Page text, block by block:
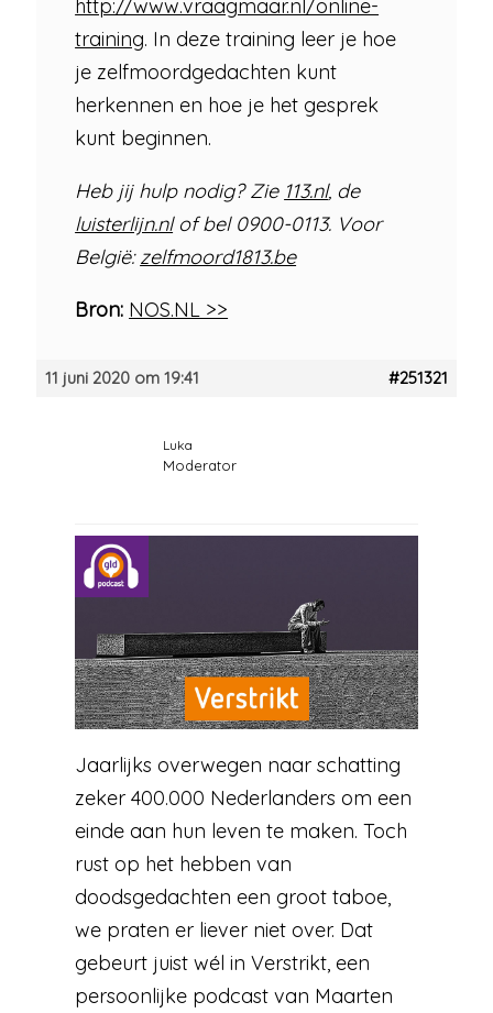
http://www.vraagmaar.nl/online-
training. In deze training leer je hoe
je zelfmoordgedachten kunt
herkennen en hoe je het gesprek
kunt beginnen.
Heb jij hulp nodig? Zie 113.nl, de
luisterlijn.nlof bel 0900-0113. Voor
België:zelfmoord1813.be
Bron: NOS.NL >>
11 juni 2020 om 19:41 #251321
Luka
Moderator
Jaarlijks overwegen naar schatting
zeker 400.000 Nederlanders om een
einde aan hun leven te maken. Toch
rust op het hebben van
doodsgedachten een groot taboe,
we praten er liever niet over. Dat
gebeurt juist wél in Verstrikt, een
persoonlijke podcast van Maarten